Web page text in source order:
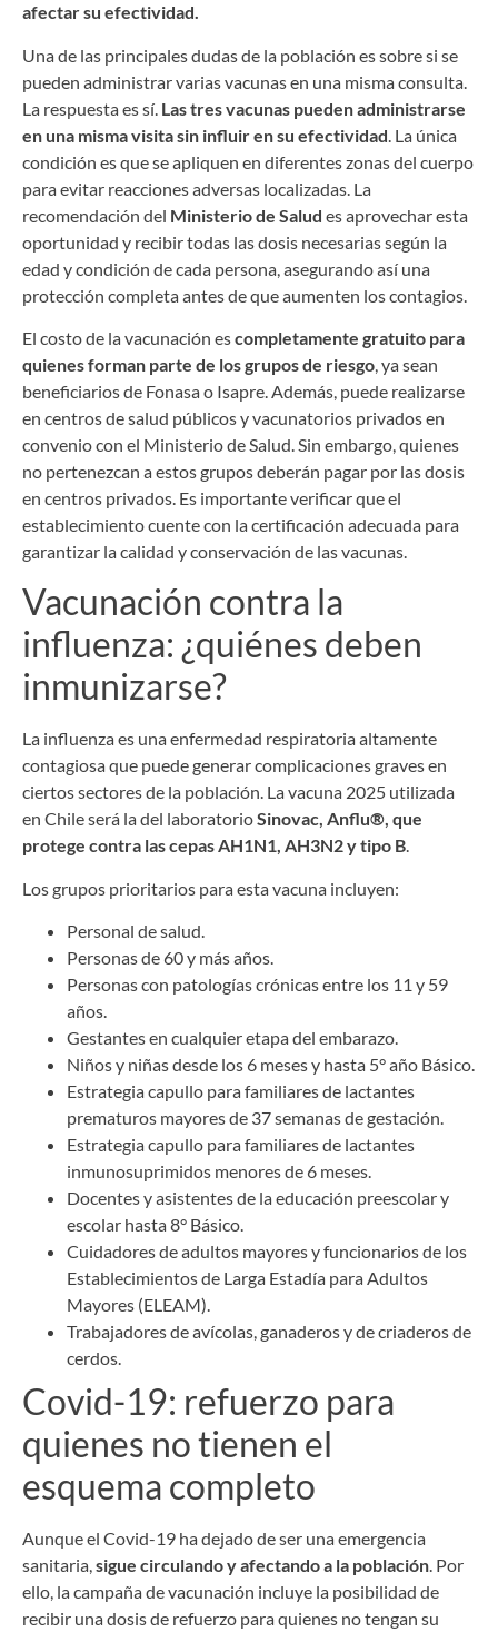
afectar su efectividad.
Una de las principales dudas de la población es sobre si se
pueden administrar varias vacunas en una misma consulta.
La respuesta es sí. Las tres vacunas pueden administrarse
en una misma visita sin influir en su efectividad . La única
condición es que se apliquen en diferentes zonas del cuerpo
para evitar reacciones adversas localizadas. La
recomendación del Ministerio de Salud es aprovechar esta
oportunidad y recibir todas las dosis necesarias según la
edad y condición de cada persona, asegurando así una
protección completa antes de que aumenten los contagios.
El costo de la vacunación escompletamente gratuito para
quienes forman parte de los grupos de riesgo, ya sean
beneficiarios de Fonasa o Isapre. Además, puede realizarse
en centros de salud públicos y vacunatorios privados en
convenio con el Ministerio de Salud. Sin embargo, quienes
no pertenezcan a estos grupos deberán pagar por las dosis
en centros privados. Es importante verificar que el
establecimiento cuente con la certificación adecuada para
garantizar la calidad y conservación de las vacunas.
Vacunación contra la
influenza: ¿quiénes deben
inmunizarse?
La influenza es una enfermedad respiratoria altamente
contagiosa que puede generar complicaciones graves en
ciertos sectores de la población. La vacuna 2025 utilizada
en Chile será la del laboratorioSinovac, Anflu®, que
protege contra las cepas AH1N1, AH3N2 y tipo B.
Los grupos prioritarios para esta vacuna incluyen:
Personal de salud.
Personas de 60 y más años.
Personas con patologías crónicas entre los 11 y 59
años.
Gestantes en cualquier etapa del embarazo.
Niños y niñas desde los 6 meses y hasta 5° año Básico.
Estrategia capullo para familiares de lactantes
prematuros mayores de 37 semanas de gestación.
Estrategia capullo para familiares de lactantes
inmunosuprimidos menores de 6 meses.
Docentes y asistentes de la educación preescolar y
escolar hasta 8° Básico.
Cuidadores de adultos mayores y funcionarios de los
Establecimientos de Larga Estadía para Adultos
Mayores (ELEAM).
Trabajadores de avícolas, ganaderos y de criaderos de
cerdos.
Covid-19: refuerzo para
quienes no tienen el
esquema completo
Aunque el Covid-19 ha dejado de ser una emergencia
sanitaria,sigue circulando y afectando a la población. Por
ello, la campaña de vacunación incluye la posibilidad de
recibir una dosis de refuerzo para quienes no tengan su